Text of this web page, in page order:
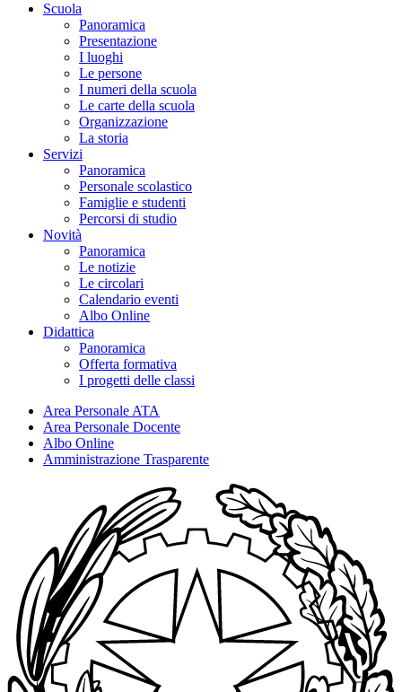
Scuola
Panoramica
Presentazione
I luoghi
Le persone
I numeri della scuola
Le carte della scuola
Organizzazione
La storia
Servizi
Panoramica
Personale scolastico
Famiglie e studenti
Percorsi di studio
Novità
Panoramica
Le notizie
Le circolari
Calendario eventi
Albo Online
Didattica
Panoramica
Offerta formativa
I progetti delle classi
Area Personale ATA
Area Personale Docente
Albo Online
Amministrazione Trasparente